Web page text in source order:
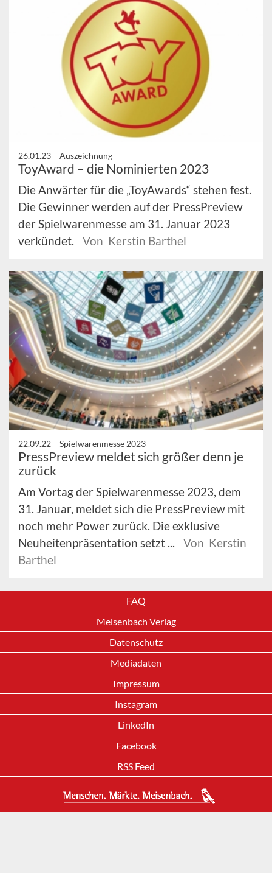
26.01.23 – Auszeichnung
ToyAward – die Nominierten 2023
Die Anwärter für die „ToyAwards“ stehen fest.
Die Gewinner werden auf der PressPreview
der Spielwarenmesse am 31. Januar 2023
verkündet.
Von Kerstin Barthel
22.09.22 – Spielwarenmesse 2023
PressPreview meldet sich größer denn je
zurück
Am Vortag der Spielwarenmesse 2023, dem
31. Januar, meldet sich die PressPreview mit
noch mehr Power zurück. Die exklusive
Neuheitenpräsentation setzt ...
Von Kerstin
Barthel
FAQ
Meisenbach Verlag
Datenschutz
Mediadaten
Impressum
Instagram
LinkedIn
Facebook
RSS Feed